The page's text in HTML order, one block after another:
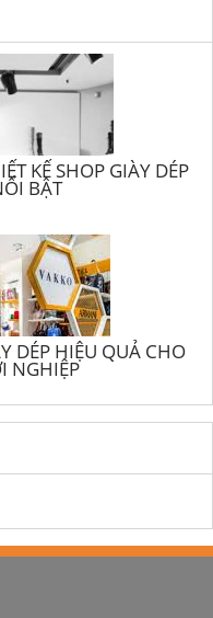
KẾ SHOP GIÀY DÉP
BẬT
DÉP HIỆU QUẢ CHO
NGHIỆP